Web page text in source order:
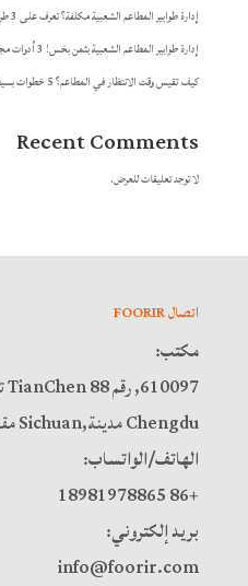
إدارة طوابير المطاعم الشعبية مكلفة؟ تعرف على 3 طرق لتوفير المال!
إدارة طوابير المطاعم الشعبية بثمن بخس! 3 أدوات مجانية تعمل كالسحر
كيف تقيس وقت الانتظار في المطاعم؟ 5 خطوات بسيطة للحصول على نتائج دقيقة!
Recent Comments
لا توجد تعليقات للعرض.
اتصال FOORIR
مكتب:
Chengdu مدينة,Sichuan مقاطعة، الصين
الهاتف/الواتساب:
+86 18981978865
بريد إلكتروني:
info@foorir.com